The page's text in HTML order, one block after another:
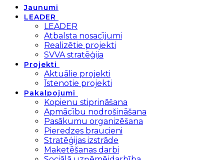
Jaunumi
LEADER
LEADER
Atbalsta nosacījumi
Realizētie projekti
SVVA stratēģija
Projekti
Aktuālie projekti
Īstenotie projekti
Pakalpojumi
Kopienu stiprināšana
Apmācību nodrošināšana
Pasākumu organizēšana
Pieredzes braucieni
Stratēģijas izstrāde
Maketēšanas darbi